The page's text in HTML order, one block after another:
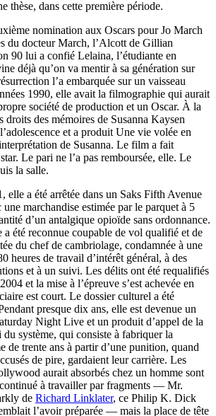
thèse, dans cette première période.
nomination aux Oscars pour Jo March
du docteur March, l’Alcott de Gillian
90 lui a confié Lelaina, l’étudiante en
déjà qu’on va mentir à sa génération sur
l’a embarquée sur un vaisseau
1990, elle avait la filmographie qui aurait
société de production et un Oscar. À la
droits des mémoires de Susanna Kaysen
et a produit Une vie volée en
de Susanna. Le film a fait
Le pari ne l’a pas remboursée, elle. Le
la salle.
elle a été arrêtée dans un Saks Fifth Avenue
marchandise estimée par le parquet à 5
d’un antalgique opioïde sans ordonnance.
a été reconnue coupable de vol qualifié et de
du chef de cambriolage, condamnée à une
heures de travail d’intérêt général, à des
et à un suivi. Les délits ont été requalifiés
et la mise à l’épreuve s’est achevée en
est court. Le dossier culturel a été
presque dix ans, elle est devenue un
Night Live et un produit d’appel de la
du système, qui consiste à fabriquer la
de trente ans à partir d’une punition, quand
de pire, gardaient leur carrière. Les
aurait absorbés chez un homme sont
à travailler par fragments — Mr.
de Richard Linklater, ce Philip K. Dick
l’avoir préparée — mais la place de tête